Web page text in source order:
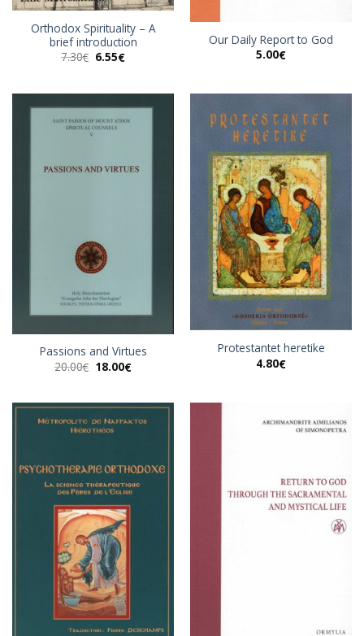
Orthodox Spirituality – Α
brief introduction
7.30€ Original
price
6.55€Η
6.55€.
Our Daily Report to God
5.00€
Passions and Virtues
20.00€ Original
price
18.00€Η
18.00€.
Protestantet heretike
4.80€